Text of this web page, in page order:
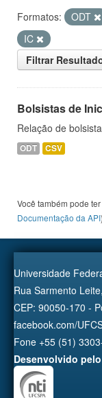
Formatos: ODT
IC
Filtrar
Bolsistas de
Relação de
ODT CSV
Você também pode
Documentação da API
Universidade
Rua Sarmento
CEP: 90050-170 -
facebook.com/
Fone +55 (51)
Desenvolvido pelo